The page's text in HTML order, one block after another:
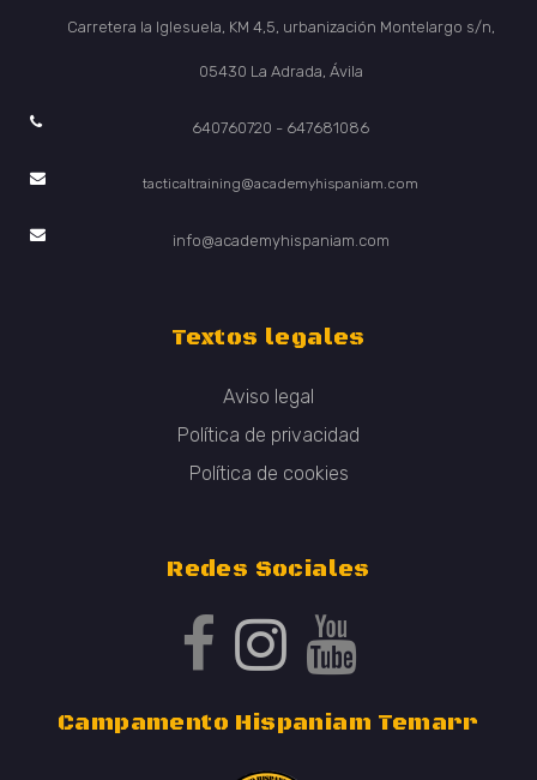
Carretera la Iglesuela, KM 4,5, urbanización Montelargo s/n,
05430 La Adrada, Ávila
640760720 - 647681086
tacticaltraining@academyhispaniam.com
info@academyhispaniam.com
Textos legales
Aviso legal
Política de privacidad
Política de cookies
Redes Sociales
Campamento Hispaniam Temarr